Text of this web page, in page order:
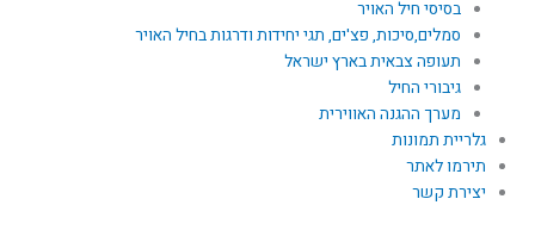
בסיסי חיל האויר
סמלים,סיכות, פצ'ים, תגי יחידות ודרגות בחיל האויר
תעופה צבאית בארץ ישראל
גיבורי החיל
מערך ההגנה האווירית
גלריית תמונות
תירמו לאתר
יצירת קשר